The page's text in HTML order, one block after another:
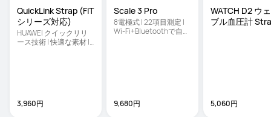
QuickLink Strap (FIT
HUAWEI クイックリリ
ース技術 | 快適な素材 |
3,960円
Scale 3 Pro
8電極式 | 22項目測定 |
Wi-Fi+Bluetoothで自動
9,680円
WATCH D2 ウ
ブル血圧計
5,060円